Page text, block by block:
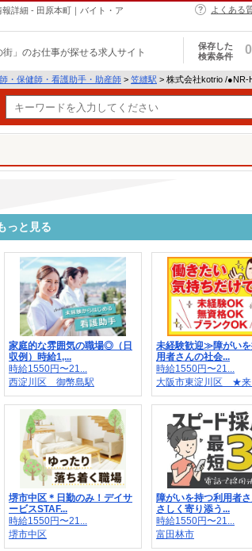
詳細 - 田原本町｜バイト・ア
よくある
街」のお仕事が探せる求人サイト
保存した
検索条件
0
・保健師・看護助手・助産師 > 笠縫駅 > 株式会社kotrio /●NR-
っと見る
家庭的な雰囲気の職場◎（日
収例）時給1,...
時給1550円〜21...
西淀川区 御幣島駅
未経験歓迎≫障がい
用者さんの社会...
時給1550円〜21...
大阪市東淀川区 ★来
堺市中区＊日勤のみ！デイサ
ービスSTAF...
時給1550円〜21...
堺市中区
障がいを持つ利用者
さしく寄り添う...
時給1550円〜21...
富田林市